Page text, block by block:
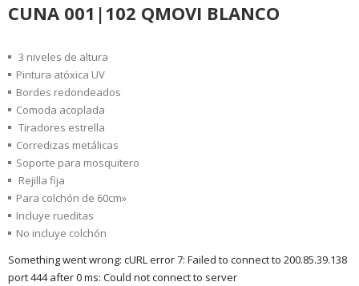
CUNA 001|102 QMOVI BLANCO
3 niveles de altura
Pintura atóxica UV
Bordes redondeados
Comoda acoplada
Tiradores estrella
Corredizas metálicas
Soporte para mosquitero
Rejilla fija
Para colchón de 60cm»
Incluye rueditas
No incluye colchón
Something went wrong: cURL error 7: Failed to connect to 200.85.39.138
port 444 after 0 ms: Could not connect to server